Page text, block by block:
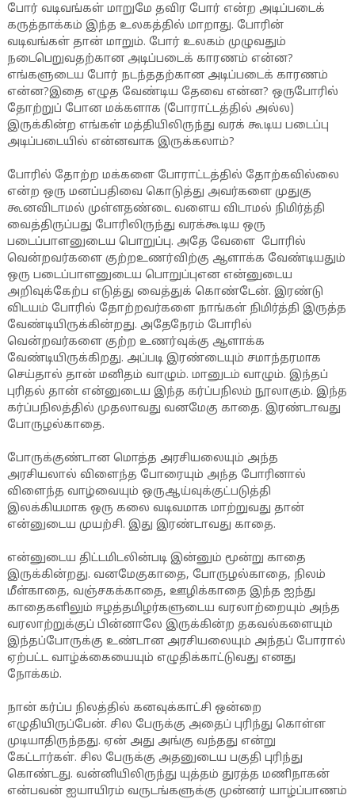
போர் வடிவங்கள் மாறுமே தவிர போர் என்ற அடிப்படைக்
கருத்தாக்கம் இந்த உலகத்தில் மாறாது. போரின்
வடிவங்கள் தான் மாறும். போர் உலகம் முழுவதும்
நடைபெறுவதற்கான அடிப்படைக் காரணம் என்ன?
எங்களுடைய போர் நடந்ததற்கான அடிப்படைக் காரணம்
என்ன?இதை எழுத வேண்டிய தேவை என்ன? ஒருபோரில்
தோற்றுப் போன மக்களாக (போராட்டத்தில் அல்ல)
இருக்கின்ற எங்கள் மத்தியிலிருந்து வரக் கூடிய படைப்பு
அடிப்படையில் என்னவாக இருக்கலாம்?
போரில் தோற்ற மக்களை போராட்டத்தில் தோற்கவில்லை
என்ற ஒரு மனப்பதிவை கொடுத்து அவர்களை முதுகு
கூனவிடாமல் முள்ளதண்டை வளைய விடாமல் நிமிர்த்தி
வைத்திருப்பது போரிலிருந்து வரக்கூடிய ஒரு
படைப்பாளனுடைய பொறுப்பு. அதே வேளை போரில்
வென்றவர்களை குற்றஉணர்விற்கு ஆளாக்க வேண்டியதும்
ஒரு படைப்பாளனுடைய பொறுப்புஎன என்னுடைய
அறிவுக்கேற்ப எடுத்து வைத்துக் கொண்டேன். இரண்டு
விடயம் போரில் தோற்றவர்களை நாங்கள் நிமிர்த்தி இருத்த
வேண்டியிருக்கின்றது. அதேநேரம் போரில்
வென்றவர்களை குற்ற உணர்வுக்கு ஆளாக்க
வேண்டியிருக்கிறது. அப்படி இரண்டையும் சமாந்தரமாக
செய்தால் தான் மனிதம் வாழும். மானுடம் வாழும். இந்தப்
புரிதல் தான் என்னுடைய இந்த கர்ப்பநிலம் நூலாகும். இந்த
கர்ப்பநிலத்தில் முதலாவது வனமேகு காதை. இரண்டாவது
போருழல்காதை.
போருக்குண்டான மொத்த அரசியலையும் அந்த
அரசியலால் விளைந்த போரையும் அந்த போரினால்
விளைந்த வாழ்வையும் ஒருஆய்வுக்குட்படுத்தி
இலக்கியமாக ஒரு கலை வடிவமாக மாற்றுவது தான்
என்னுடைய முயற்சி. இது இரண்டாவது காதை.
என்னுடைய திட்டமிடலின்படி இன்னும் மூன்று காதை
இருக்கின்றது. வனமேகுகாதை, போருழல்காதை, நிலம்
மீள்காதை, வஞ்சகக்காதை, ஊழிக்காதை இந்த ஐந்து
காதைகளிலும் ஈழத்தமிழர்களுடைய வரலாற்றையும் அந்த
வரலாற்றுக்குப் பின்னாலே இருக்கின்ற தகவல்களையும்
இந்தப்போருக்கு உண்டான அரசியலையும் அந்தப் போரால்
ஏற்பட்ட வாழ்க்கையையும் எழுதிக்காட்டுவது எனது
நோக்கம்.
நான் கர்ப்ப நிலத்தில் கனவுக்காட்சி ஒன்றை
எழுதியிருப்பேன். சில பேருக்கு அதைப் புரிந்து கொள்ள
முடியாதிருந்தது. ஏன் அது அங்கு வந்தது என்று
கேட்டார்கள். சில பேருக்கு அதனுடைய பகுதி புரிந்து
கொண்டது. வன்னியிலிருந்து யுத்தம் துரத்த மணிநாகன்
என்பவன் ஐயாயிரம் வருடங்களுக்கு முன்னர் யாழ்ப்பாணம்